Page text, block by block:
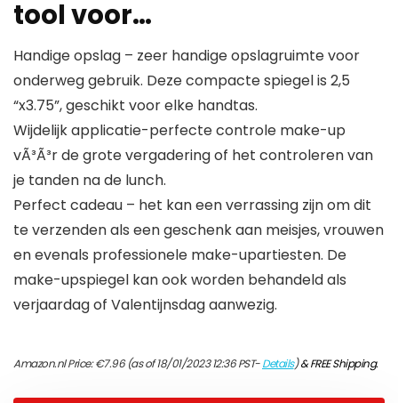
tool voor…
Handige opslag – zeer handige opslagruimte voor
onderweg gebruik. Deze compacte spiegel is 2,5
“x3.75”, geschikt voor elke handtas.
Wijdelijk applicatie-perfecte controle make-up
vÃ³Ã³r de grote vergadering of het controleren van
je tanden na de lunch.
Perfect cadeau – het kan een verrassing zijn om dit
te verzenden als een geschenk aan meisjes, vrouwen
en evenals professionele make-upartiesten. De
make-upspiegel kan ook worden behandeld als
verjaardag of Valentijnsdag aanwezig.
Amazon.nl Price:€7.96(as of 18/01/2023 12:36 PST-Details)&FREE Shipping.